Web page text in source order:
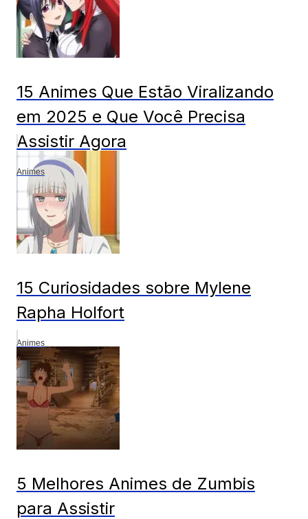
15 Animes Que Estão Viralizando
em 2025 e Que Você Precisa
Assistir Agora
Animes
15 Curiosidades sobre Mylene
Rapha Holfort
Animes
5 Melhores Animes de Zumbis
para Assistir